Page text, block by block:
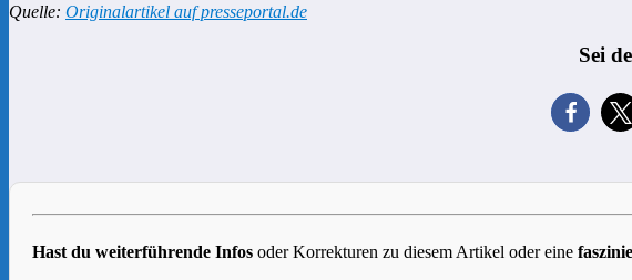
Quelle: Originalartikel auf presseportal.de
Sei
Hast du weiterführende Infos oder Korrekturen zu diesem Artikel oder eine